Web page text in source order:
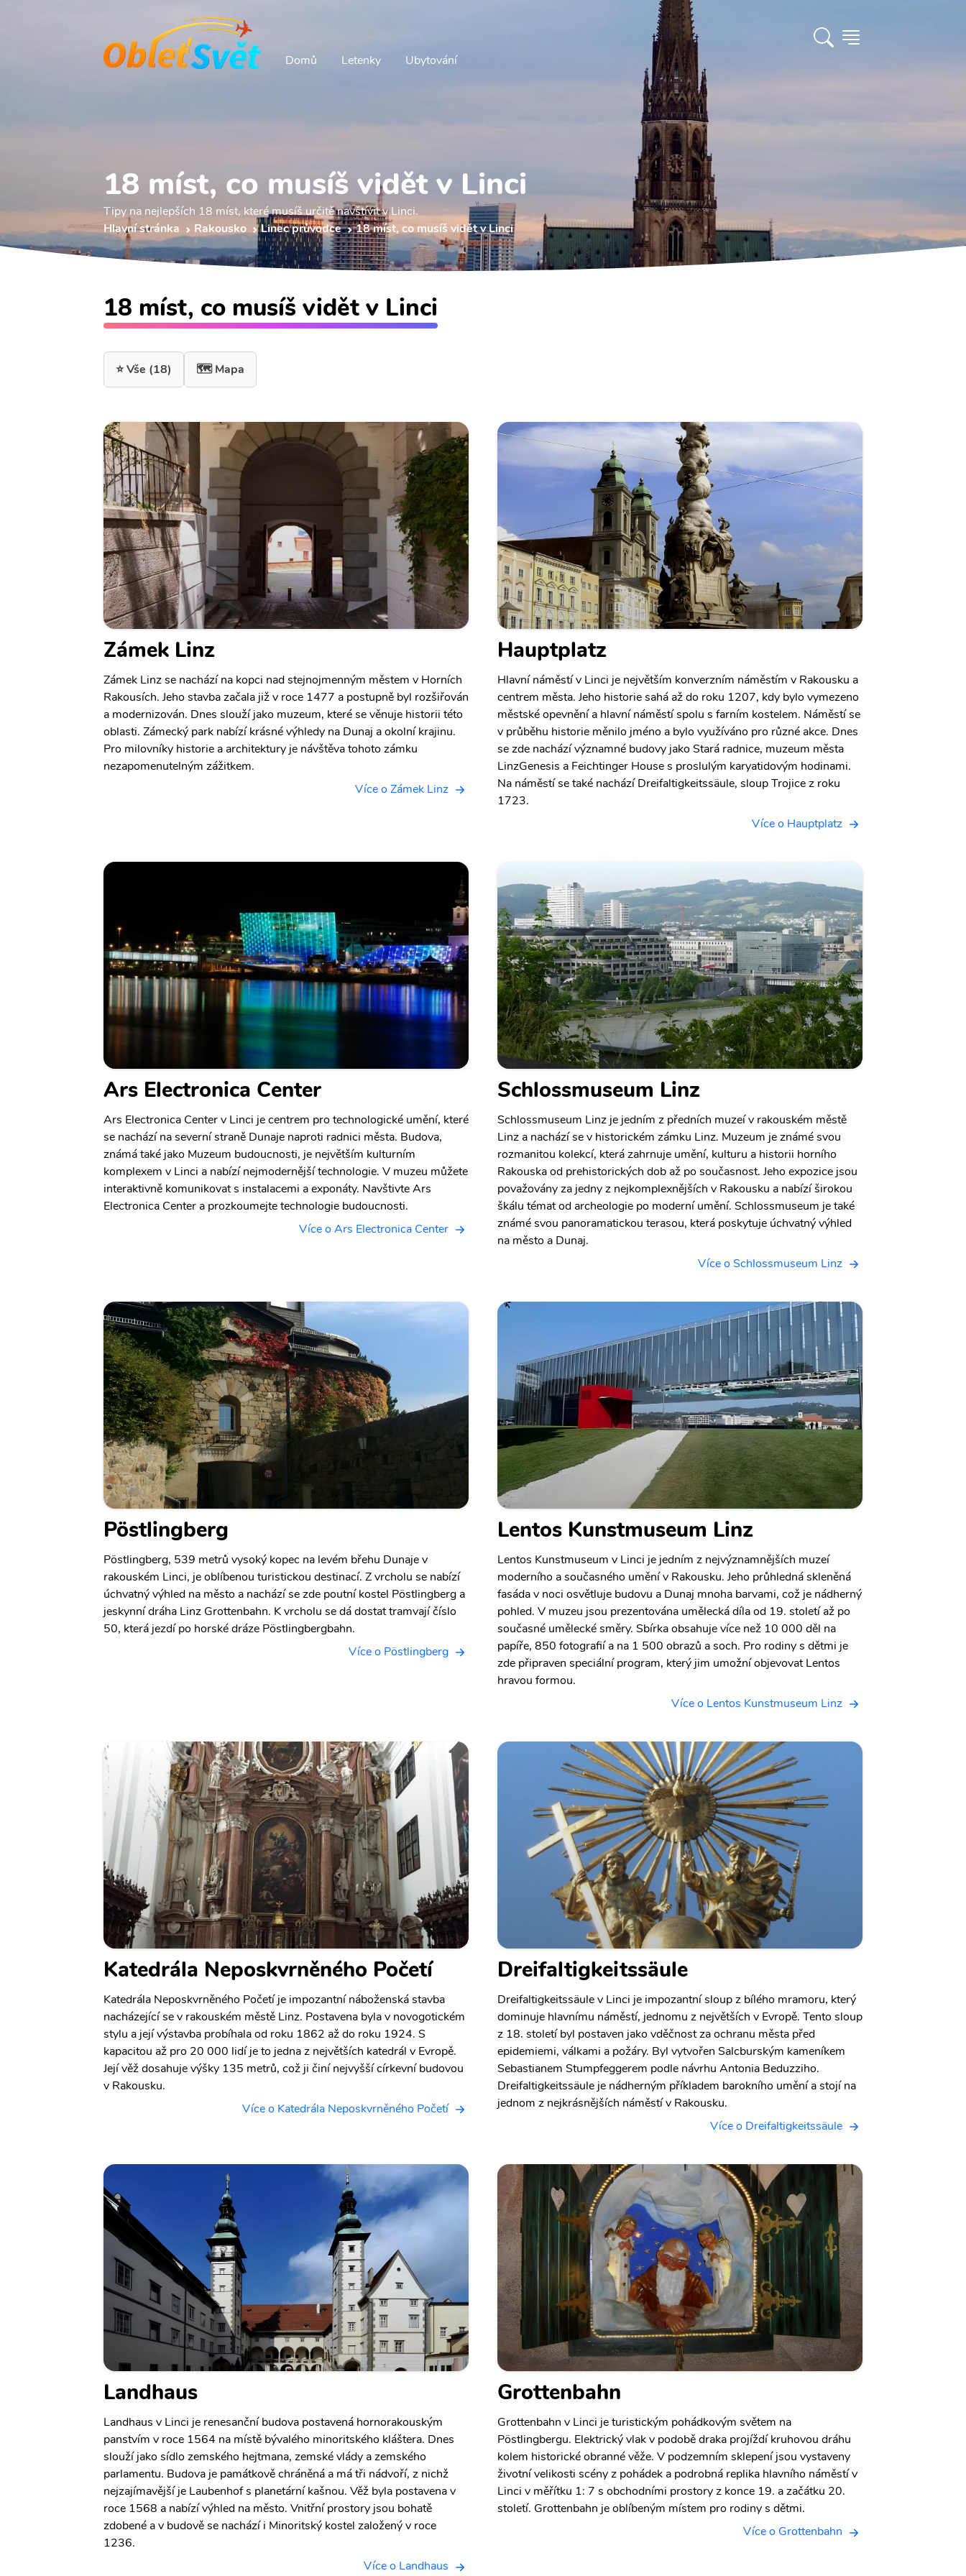
Domů Letenky Ubytování
18 míst, co musíš vidět v Linci
Tipy na nejlepších 18 míst, které musíš určitě navštívit v Linci.
Hlavní stránka
Rakousko Linec průvodce 18 míst, co musíš vidět v Linci
18 míst, co musíš vidět v Linci
⭐ Vše (18) 🗺️ Mapa
Zámek Linz
Zámek Linz se nachází na kopci nad stejnojmenným městem v Horních
Rakousích. Jeho stavba začala již v roce 1477 a postupně byl rozšiřován
a modernizován. Dnes slouží jako muzeum, které se věnuje historii této
oblasti. Zámecký park nabízí krásné výhledy na Dunaj a okolní krajinu.
Pro milovníky historie a architektury je návštěva tohoto zámku
nezapomenutelným zážitkem.
Více o Zámek Linz
Hauptplatz
Hlavní náměstí v Linci je největším konverzním náměstím v Rakousku a
centrem města. Jeho historie sahá až do roku 1207, kdy bylo vymezeno
městské opevnění a hlavní náměstí spolu s farním kostelem. Náměstí se
v průběhu historie měnilo jméno a bylo využíváno pro různé akce. Dnes
se zde nachází významné budovy jako Stará radnice, muzeum města
LinzGenesis a Feichtinger House s proslulým karyatidovým hodinami.
Na náměstí se také nachází Dreifaltigkeitssäule, sloup Trojice z roku
1723.
Více o Hauptplatz
Ars Electronica Center
Ars Electronica Center v Linci je centrem pro technologické umění, které
se nachází na severní straně Dunaje naproti radnici města. Budova,
známá také jako Muzeum budoucnosti, je největším kulturním
komplexem v Linci a nabízí nejmodernější technologie. V muzeu můžete
interaktivně komunikovat s instalacemi a exponáty. Navštivte Ars
Electronica Center a prozkoumejte technologie budoucnosti.
Více o Ars Electronica Center
Schlossmuseum Linz
Schlossmuseum Linz je jedním z předních muzeí v rakouském městě
Linz a nachází se v historickém zámku Linz. Muzeum je známé svou
rozmanitou kolekcí, která zahrnuje umění, kulturu a historii horního
Rakouska od prehistorických dob až po současnost. Jeho expozice jsou
považovány za jedny z nejkomplexnějších v Rakousku a nabízí širokou
škálu témat od archeologie po moderní umění. Schlossmuseum je také
známé svou panoramatickou terasou, která poskytuje úchvatný výhled
na město a Dunaj.
Více o Schlossmuseum Linz
Pöstlingberg
Pöstlingberg, 539 metrů vysoký kopec na levém břehu Dunaje v
rakouském Linci, je oblíbenou turistickou destinací. Z vrcholu se nabízí
úchvatný výhled na město a nachází se zde poutní kostel Pöstlingberg a
jeskynní dráha Linz Grottenbahn. K vrcholu se dá dostat tramvají číslo
50, která jezdí po horské dráze Pöstlingbergbahn.
Více o Pöstlingberg
Lentos Kunstmuseum Linz
Lentos Kunstmuseum v Linci je jedním z nejvýznamnějších muzeí
moderního a současného umění v Rakousku. Jeho průhledná skleněná
fasáda v noci osvětluje budovu a Dunaj mnoha barvami, což je nádherný
pohled. V muzeu jsou prezentována umělecká díla od 19. století až po
současné umělecké směry. Sbírka obsahuje více než 10 000 děl na
papíře, 850 fotografií a na 1 500 obrazů a soch. Pro rodiny s dětmi je
zde připraven speciální program, který jim umožní objevovat Lentos
hravou formou.
Více o Lentos Kunstmuseum Linz
Katedrála Neposkvrněného Početí
Katedrála Neposkvrněného Početí je impozantní náboženská stavba
nacházející se v rakouském městě Linz. Postavena byla v novogotickém
stylu a její výstavba probíhala od roku 1862 až do roku 1924. S
kapacitou až pro 20 000 lidí je to jedna z největších katedrál v Evropě.
Její věž dosahuje výšky 135 metrů, což ji činí nejvyšší církevní budovou
v Rakousku.
Více o Katedrála Neposkvrněného Početí
Dreifaltigkeitssäule
Dreifaltigkeitssäule v Linci je impozantní sloup z bílého mramoru, který
dominuje hlavnímu náměstí, jednomu z největších v Evropě. Tento sloup
z 18. století byl postaven jako vděčnost za ochranu města před
epidemiemi, válkami a požáry. Byl vytvořen Salcburským kameníkem
Sebastianem Stumpfeggerem podle návrhu Antonia Beduzziho.
Dreifaltigkeitssäule je nádherným příkladem barokního umění a stojí na
jednom z nejkrásnějších náměstí v Rakousku.
Více o Dreifaltigkeitssäule
Landhaus
Landhaus v Linci je renesanční budova postavená hornorakouským
panstvím v roce 1564 na místě bývalého minoritského kláštera. Dnes
slouží jako sídlo zemského hejtmana, zemské vlády a zemského
parlamentu. Budova je památkově chráněná a má tři nádvoří, z nichž
nejzajímavější je Laubenhof s planetární kašnou. Věž byla postavena v
roce 1568 a nabízí výhled na město. Vnitřní prostory jsou bohatě
zdobené a v budově se nachází i Minoritský kostel založený v roce
1236.
Více o Landhaus
Grottenbahn
Grottenbahn v Linci je turistickým pohádkovým světem na
Pöstlingbergu. Elektrický vlak v podobě draka projíždí kruhovou dráhu
kolem historické obranné věže. V podzemním sklepení jsou vystaveny
životní velikosti scény z pohádek a podrobná replika hlavního náměstí v
Linci v měřítku 1: 7 s obchodními prostory z konce 19. a začátku 20.
století. Grottenbahn je oblíbeným místem pro rodiny s dětmi.
Více o Grottenbahn